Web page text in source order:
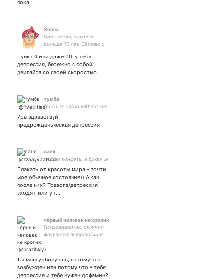
пока
Shona
Пасу котов, админю
больше 10 лет. Сбиваю с
18+ содержит
ненормативную лексику.
Порадовать: 4377 7237
Пункт 0 или даже 00: у тебя
депрессия, бережно с собой,
двигайся со своей скоростью
тумба
i'm on an island with no sun
Ура здравствуй
предрожденьческая депрессия
саня
люблю конфеты и букву ы
Плакать от красоты мира - почти
мое обычное состояние)) А как
после них? Тревога/депрессия
уходят, или у т…
чёрный человек не кролик
Психоаналитик, oкончил
факультет психологии и
чтобы присоединиться к
операций.
Ты мастурбируешь, потому что
возбужден или потому что у тебя
депрессия и тебе нужен дофамин?